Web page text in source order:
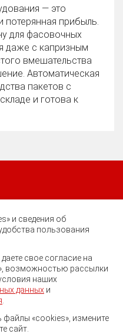
Георгий
Готов помочь
мне, если у
вопросы.
— это
прибыль.
для фасовочных
даже с капризным
вмешательства
Автоматическая
пакетов с
и готова к
Трейдинг.
и сведения об
пользования
свое согласие на
возможностью рассылки
наших
данных и
файлы «cookies», измените
сайт.